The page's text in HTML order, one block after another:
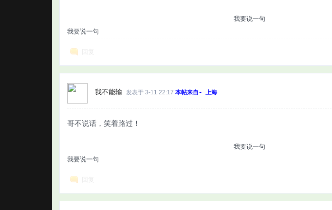
我要说一句
我要说一句
我不能输 发表于 3-11 22:17 本帖来自- 上海
哥不说话，笑着路过！
我要说一句
我要说一句